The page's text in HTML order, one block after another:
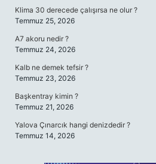
Klima 30 derecede çalışırsa ne olur ?
Temmuz 25, 2026
A7 akoru nedir ?
Temmuz 24, 2026
Kalb ne demek tefsir ?
Temmuz 23, 2026
Başkentray kimin ?
Temmuz 21, 2026
Yalova Çınarcık hangi denizdedir ?
Temmuz 14, 2026